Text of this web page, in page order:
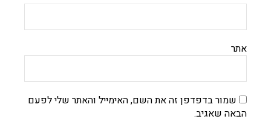
אתר
שמור בדפדפן זה את השם, האימייל והאתר שלי לפעם
הבאה שאגיב.